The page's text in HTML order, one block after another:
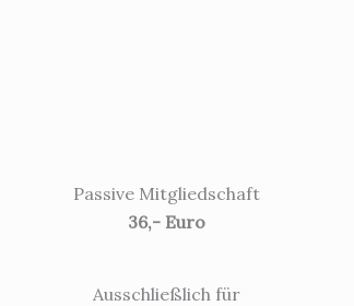
Passive Mitgliedschaft
36,- Euro
Ausschließlich für